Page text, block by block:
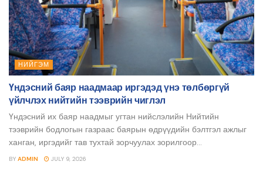
НИЙГЭМ
Үндэсний баяр наадмаар иргэдэд үнэ төлбөргүй
үйлчлэх нийтийн тээврийн чиглэл
Үндэсний их баяр наадмыг угтан нийслэлийн Нийтийн
тээврийн бодлогын газраас баярын өдрүүдийн бэлтгэл ажлыг
ханган, иргэдийг тав тухтай зорчуулах зорилгоор...
BY ADMIN JULY 9, 2026